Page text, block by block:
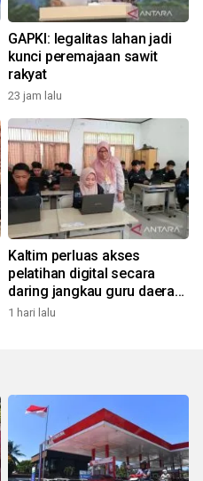
GAPKI: legalitas lahan jadi
kunci peremajaan sawit
rakyat
23 jam lalu
Kaltim perluas akses
pelatihan digital secara
daring jangkau guru daerah
terluar
1 hari lalu